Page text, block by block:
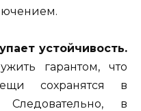
устойчивость.
гарантом, что
сохранятся в
Следовательно, в